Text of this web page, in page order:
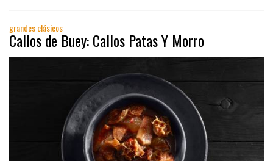
grandes clásicos
Callos de Buey: Callos Patas Y Morro